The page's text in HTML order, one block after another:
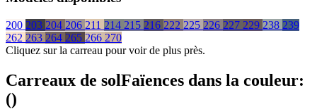
200 203 204 206 211 214 215 216 222 225 226 227 229 238 239
262 263 264 265 266 270
Cliquez sur la carreau pour voir de plus près.
Carreaux de solFaïences dans la couleur:
()